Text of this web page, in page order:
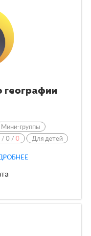
географии
Мини-группы
/0 /0 Для детей